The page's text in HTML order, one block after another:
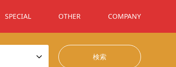
SPECIAL OTHER COMPANY